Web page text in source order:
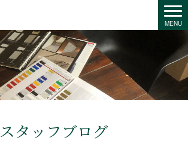
スタッフブログ